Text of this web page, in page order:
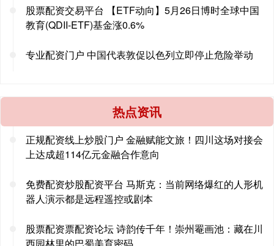
股票配资交易平台 【ETF动向】5月26日博时全球中国
教育(QDII-ETF)基金涨0.6%
专业配资门户 中国代表敦促以色列立即停止危险举动
热点资讯
正规配资线上炒股门户 金融赋能文旅！四川这场对接会
上达成超114亿元金融合作意向
免费配资炒股配资平台 马斯克：当前网络爆红的人形机
器人演示都是远程遥控或剧本
股票配资票配资论坛 诗韵传千年！崇州罨画池：藏在川